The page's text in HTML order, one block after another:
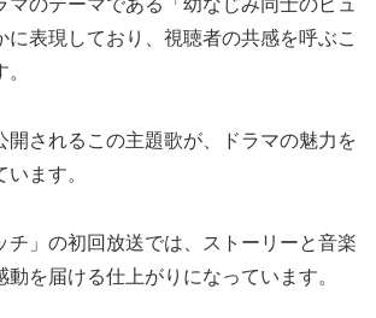
マのテーマである「幼なじみ同士のピュ
に表現しており、視聴者の共感を呼ぶこ
開されるこの主題歌が、ドラマの魅力を
ます。
チ」の初回放送では、ストーリーと音楽
動を届ける仕上がりになっています。